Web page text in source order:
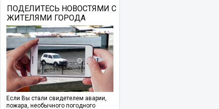
ПОДЕЛИТЕСЬ НОВОСТЯМИ С
ЖИТЕЛЯМИ ГОРОДА
Если Вы стали свидетелем аварии,
пожара, необычного погодного